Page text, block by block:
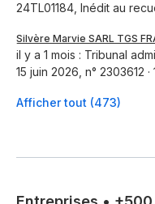
24TL01184, Inédit au
Silvère Marvie SARL TGS
il y a 1 mois : Tribunal
15 juin 2026, n° 2303612
Afficher tout (473)